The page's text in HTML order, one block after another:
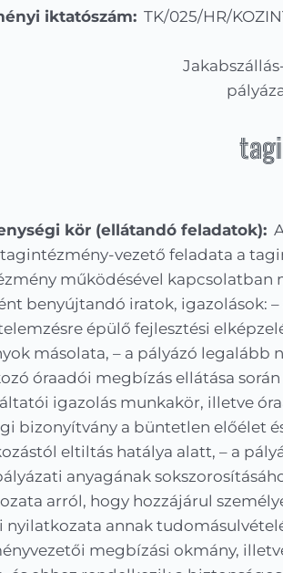
iktatószám: TK/025/HR/
kör (ellátandó feladatok):
tagintézmény-vezető feladata a
működésével kapcsolatban
benyújtandó iratok, igazolások:
épülő fejlesztési
másolata, – a pályázó legalább
óraadói megbízás ellátása
igazolás munkakör, illetve
bizonyítvány a büntetlen előélet
eltiltás hatálya alatt, – a
anyagának
arról, hogy hozzájárul
nyilatkozata annak
megbízási okmány,